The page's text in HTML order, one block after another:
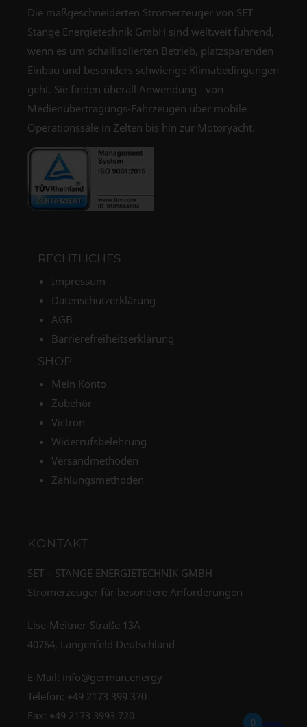
Die maßgeschneiderten Stromerzeuger von SET
Stange Energietechnik GmbH sind weltweit führend,
wenn es um schallisolierten Betrieb, platzsparenden
Einbau und besonders schwierige Klimabedingungen
geht. Sie finden überall Anwendung - von
Medienübertragungs-Fahrzeugen über mobile
Operationssäle in Zelten bis hin zur Motoryacht.
RECHTLICHES
Impressum
Datenschutzerklärung
AGB
Barrierefreiheitserklärung
SHOP
Mein Konto
Zubehör
Victron
Widerrufsbelehrung
Versandmethoden
Zahlungsmethoden
KONTAKT
SET – STANGE ENERGIETECHNIK GMBH
Stromerzeuger für besondere Anforderungen
Lise-Meitner-Straße 13A
40764, Langenfeld Deutschland
E-Mail: info@german.energy
Telefon: +49 2173 399 370
Fax: +49 2173 3993 720
0